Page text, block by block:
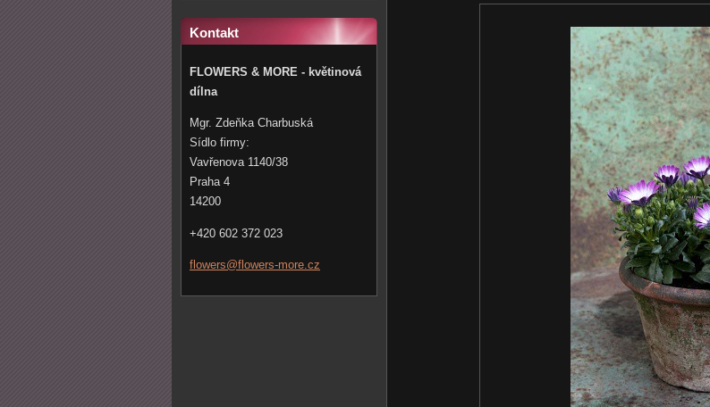
Kontakt
FLOWERS & MORE - květinová
dílna
Mgr. Zdeňka Charbuská
Sídlo firmy:
Vavřenova 1140/38
Praha 4
14200
+420 602 372 023
flowers@flowers-more.cz